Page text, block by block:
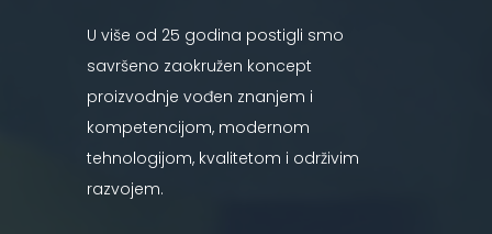
U više od 25 godina postigli smo
savršeno zaokružen koncept
proizvodnje vođen znanjem i
kompetencijom, modernom
tehnologijom, kvalitetom i održivim
razvojem.